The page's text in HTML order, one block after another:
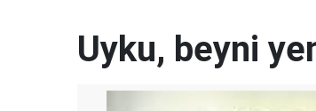
Uyku, beyni